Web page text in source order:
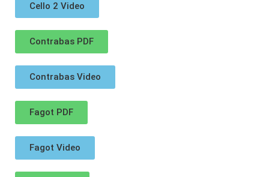
Cello 2 Video
Contrabas PDF
Contrabas Video
Fagot PDF
Fagot Video